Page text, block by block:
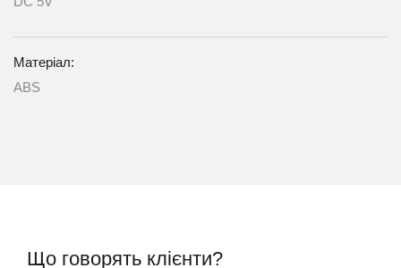
Матеріал:
ABS
Що говорять клієнти?